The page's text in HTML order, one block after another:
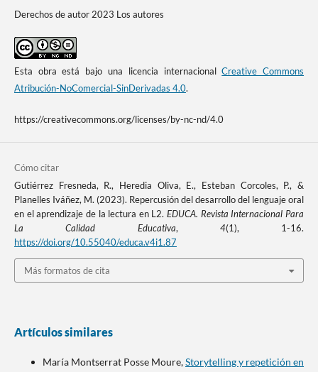
Derechos de autor 2023 Los autores
Esta obra está bajo una licencia internacionalCreative Commons
Atribución-NoComercial-SinDerivadas 4.0.
https://creativecommons.org/licenses/by-nc-nd/4.0
Cómo citar
Gutiérrez Fresneda, R., Heredia Oliva, E., Esteban Corcoles, P., &
Planelles Iváñez, M. (2023). Repercusión del desarrollo del lenguaje oral
en el aprendizaje de la lectura en L2.EDUCA. Revista Internacional Para
La Calidad Educativa, 4(1), 1-16.
https://doi.org/10.55040/educa.v4i1.87
Más formatos de cita
Artículos similares
María Montserrat Posse Moure,Storytelling y repetición en